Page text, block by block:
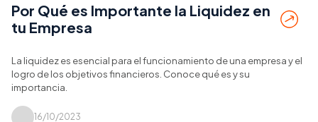
Por Qué es Importante la Liquidez en
tu Empresa
La liquidez es esencial para el funcionamiento de una empresa y el
logro de los objetivos financieros. Conoce qué es y su
importancia.
16/10/2023